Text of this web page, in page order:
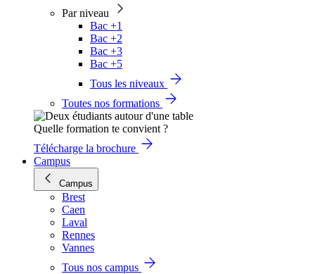
Par niveau
Bac +1
Bac +2
Bac +3
Bac +5
Tous les niveaux
Toutes nos formations
Quelle formation te convient ?
Télécharge la brochure
Campus
Campus
Brest
Caen
Laval
Rennes
Vannes
Tous nos campus